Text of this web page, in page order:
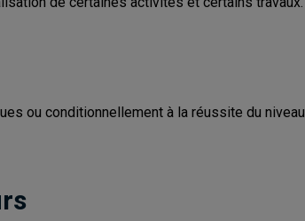
ou conditionnellement à la réussite du niveau